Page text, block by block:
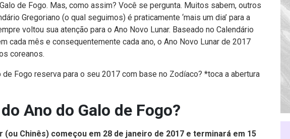
de Fogo. Mas, como assim? Você se pergunta. Muitos sabem, outros
Gregoriano (o qual seguimos) é praticamente ‘mais um dia’ para a
voltou sua atenção para o Ano Novo Lunar. Baseado no Calendário
cada mês e consequentemente cada ano, o Ano Novo Lunar de 2017
coreanos.
Fogo reserva para o seu 2017 com base no Zodíaco? *toca a abertura
Ano do Galo de Fogo?
(ou Chinês) começou em 28 de janeiro de 2017 e terminará em 15